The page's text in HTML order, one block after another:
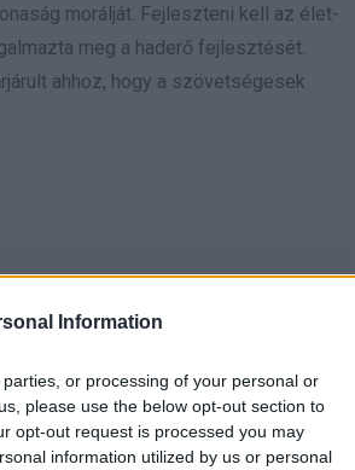
Information
or processing of your personal or
please use the below opt-out section to
opt-out request is processed you may
information utilized by us or personal
morálját. Fejleszteni kell az élet-
meg a haderő fejlesztését.
ahhoz, hogy a szövetségesek
és nem állítjuk vissza